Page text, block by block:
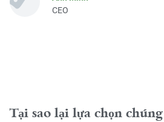
CEO
Tại sao lại lựa chọn